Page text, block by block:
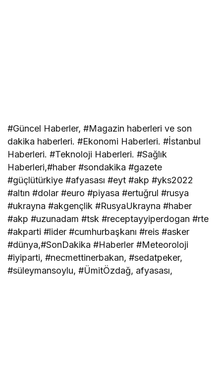
#Güncel Haberler, #Magazin haberleri ve son
dakika haberleri. #Ekonomi Haberleri. #İstanbul
Haberleri. #Teknoloji Haberleri. #Sağlık
Haberleri,#haber #sondakika #gazete
#güçlütürkiye #afyasası #eyt #akp #yks2022
#altın #dolar #euro #piyasa #ertuğrul #rusya
#ukrayna #akgençlik #RusyaUkrayna #haber
#akp #uzunadam #tsk #receptayyiperdogan #rte
#akparti #lider #cumhurbaşkanı #reis #asker
#dünya,#SonDakika #Haberler #Meteoroloji
#iyiparti, #necmettinerbakan, #sedatpeker,
#süleymansoylu, #ÜmitÖzdağ, afyasası,